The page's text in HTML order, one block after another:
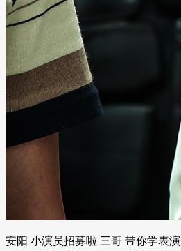
安阳 小演员招募啦 三哥 带你学表演